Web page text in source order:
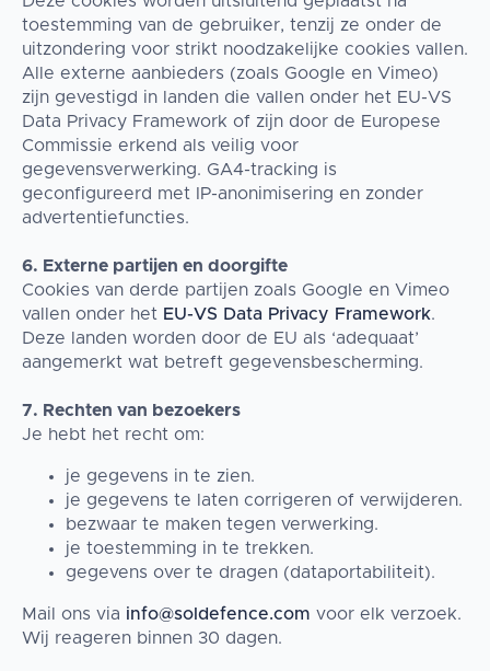
toestemming van de gebruiker, tenzij ze onder de
uitzondering voor strikt noodzakelijke cookies vallen.
Alle externe aanbieders (zoals Google en Vimeo)
zijn gevestigd in landen die vallen onder het EU-VS
Data Privacy Framework of zijn door de Europese
Commissie erkend als veilig voor
gegevensverwerking. GA4-tracking is
geconfigureerd met IP-anonimisering en zonder
advertentiefuncties.
6. Externe partijen en doorgifte
Cookies van derde partijen zoals Google en Vimeo
vallen onder het EU-VS Data Privacy Framework.
Deze landen worden door de EU als ‘adequaat’
aangemerkt wat betreft gegevensbescherming.
7. Rechten van bezoekers
Je hebt het recht om:
je gegevens in te zien.
je gegevens te laten corrigeren of verwijderen.
bezwaar te maken tegen verwerking.
je toestemming in te trekken.
gegevens over te dragen (dataportabiliteit).
Mail ons via info@soldefence.com voor elk verzoek.
Wij reageren binnen 30 dagen.